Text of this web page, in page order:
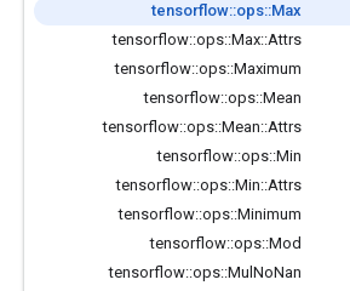
tensorflow::ops::Max
tensorflow::ops::Max::Attrs
tensorflow::ops::Maximum
tensorflow::ops::Mean
tensorflow::ops::Mean::Attrs
tensorflow::ops::Min
tensorflow::ops::Min::Attrs
tensorflow::ops::Minimum
tensorflow::ops::Mod
tensorflow::ops::Mul NoNan